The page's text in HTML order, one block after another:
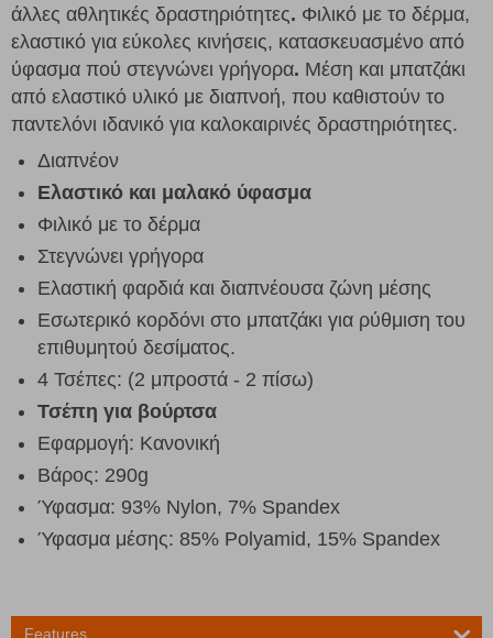
άλλες αθλητικές δραστηριότητες. Φιλικό με το δέρμα,
ελαστικό για εύκολες κινήσεις, κατασκευασμένο από
ύφασμα πού στεγνώνει γρήγορα. Μέση και μπατζάκι
από ελαστικό υλικό με διαπνοή, που καθιστούν το
παντελόνι ιδανικό για καλοκαιρινές δραστηριότητες.
Διαπνέον
Ελαστικό και μαλακό ύφασμα
Φιλικό με το δέρμα
Στεγνώνει γρήγορα
Ελαστική φαρδιά και διαπνέουσα ζώνη μέσης
Εσωτερικό κορδόνι στο μπατζάκι για ρύθμιση του
επιθυμητού δεσίματος.
4 Τσέπες: (2 μπροστά - 2 πίσω)
Τσέπη για βούρτσα
Εφαρμογή: Κανονική
Βάρος: 290g
Ύφασμα: 93% Nylon, 7% Spandex
Ύφασμα μέσης: 85% Polyamid, 15% Spandex
Features